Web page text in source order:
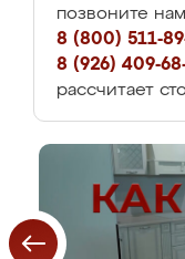
позвоните
8 (800) 511-
8 (926) 409-
рассчитает